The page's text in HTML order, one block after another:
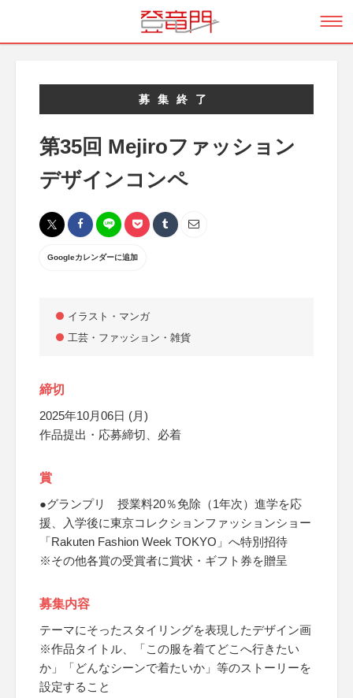
募集終了
第35回 Mejiroファッション
デザインコンペ
Googleカレンダーに追加
イラスト・マンガ
工芸・ファッション・雑貨
締切
2025年10月06日 (月)
作品提出・応募締切、必着
賞
●グランプリ 授業料20％免除（1年次）進学を応
援、入学後に東京コレクションファッションショー
「Rakuten Fashion Week TOKYO」へ特別招待
※その他各賞の受賞者に賞状・ギフト券を贈呈
募集内容
テーマにそったスタイリングを表現したデザイン画
※作品タイトル、「この服を着てどこへ行きたい
か」「どんなシーンで着たいか」等のストーリーを
設定すること